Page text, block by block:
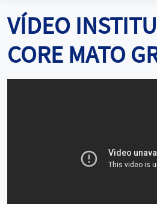
VÍDEO
CORE MATO